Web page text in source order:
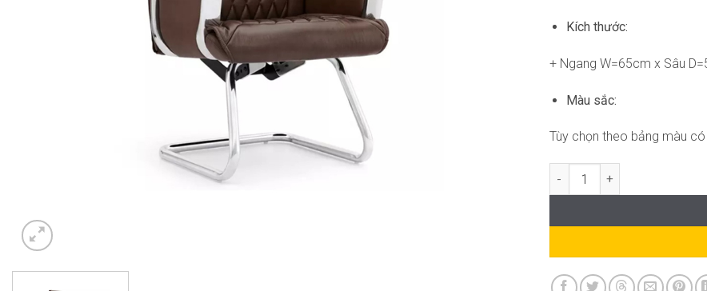
Kích thước:
+ Ngang W=65cm x Sâu
Màu sắc:
Tùy chọn theo bảng màu
Ghế Apex RPB-WC1314 số